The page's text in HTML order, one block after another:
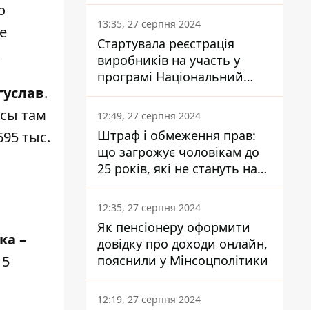
.
там
тыс.
–
13:35, 27 серпня 2024
Стартувала реєстрація
виробників на участь у
програмі Національний
кешбек: як це зробити
через портал Дія
12:49, 27 серпня 2024
Штраф і обмеження прав:
що загрожує чоловікам до
25 років, які не стануть на
військовий облік
12:35, 27 серпня 2024
Як пенсіонеру оформити
довідку про доходи онлайн,
пояснили у Мінсоцполітики
12:19, 27 серпня 2024